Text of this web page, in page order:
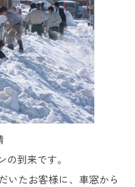
到来です。
いたお客様に、車窓から